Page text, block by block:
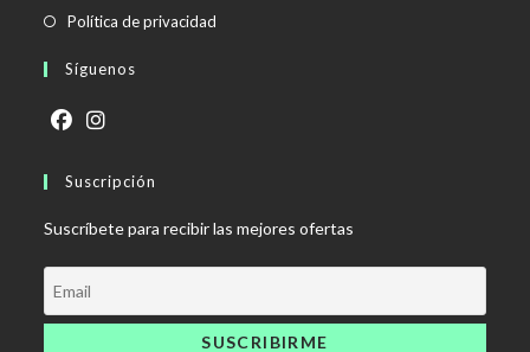
abre
Política de privacidad
Síguenos
abre
una
nueva
pestaña
abre
una
nueva
pestaña
Suscripción
Suscríbete para recibir las mejores ofertas